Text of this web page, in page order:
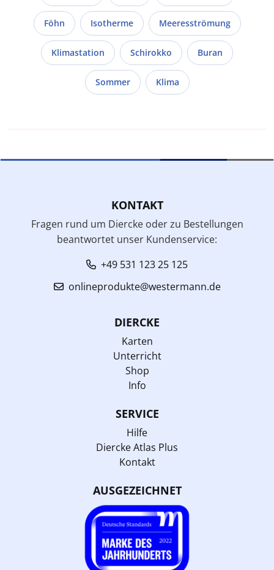
Föhn Isotherme Meeresströmung
Klimastation Schirokko Buran
Sommer Klima
KONTAKT
Fragen rund um Diercke oder zu Bestellungen
beantwortet unser Kundenservice:
+49 531 123 25 125
onlineprodukte@westermann.de
DIERCKE
Karten
Unterricht
Shop
Info
SERVICE
Hilfe
Diercke Atlas Plus
Kontakt
AUSGEZEICHNET